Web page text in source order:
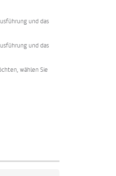
und das
und das
wählen Sie